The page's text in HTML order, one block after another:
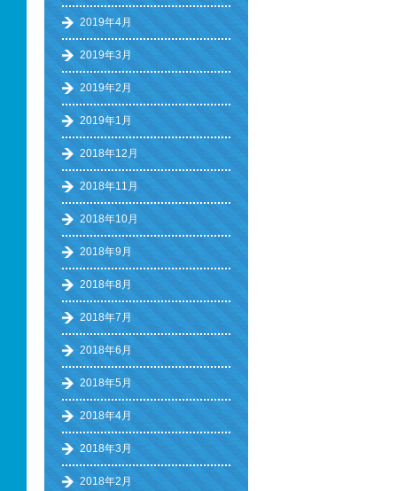
2019年4月
2019年3月
2019年2月
2019年1月
2018年12月
2018年11月
2018年10月
2018年9月
2018年8月
2018年7月
2018年6月
2018年5月
2018年4月
2018年3月
2018年2月